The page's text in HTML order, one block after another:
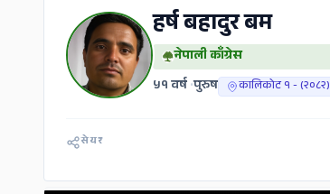
हर्ष बहादुर बम
नेपाली काँग्रेस
५१ वर्ष•पुरुष कालिकोट १ - (२०८२)
सेयर